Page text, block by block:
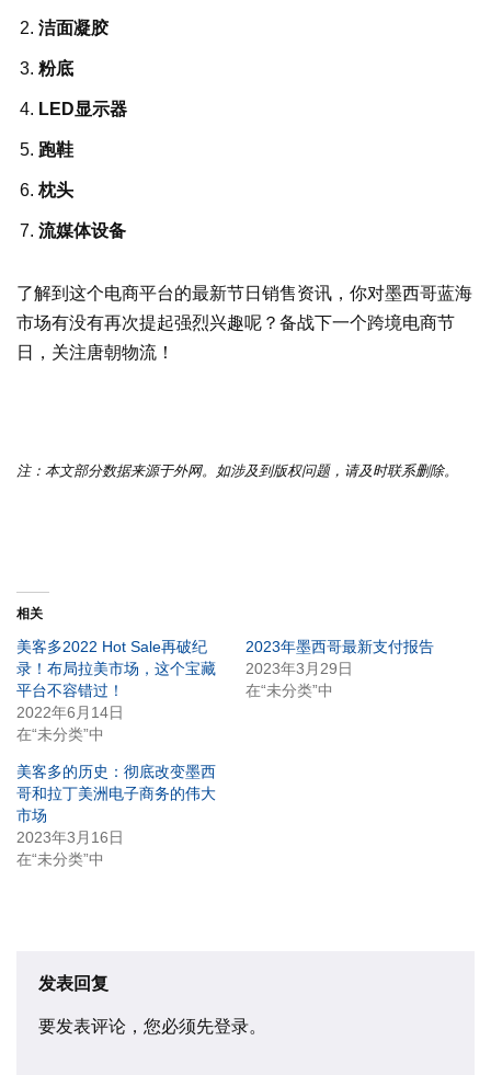
洁面凝胶
粉底
LED显示器
跑鞋
枕头
流媒体设备
了解到这个电商平台的最新节日销售资讯，你对墨西哥蓝海
市场有没有再次提起强烈兴趣呢？备战下一个跨境电商节
日，关注唐朝物流！
注：本文部分数据来源于外网。如涉及到版权问题，请及时联系删除。
相关
美客多2022 Hot Sale再破纪
录！布局拉美市场，这个宝藏
平台不容错过！
2022年6月14日
在“未分类”中
2023年墨西哥最新支付报告
2023年3月29日
在“未分类”中
美客多的历史：彻底改变墨西
哥和拉丁美洲电子商务的伟大
市场
2023年3月16日
在“未分类”中
发表回复
要发表评论，您必须先登录。